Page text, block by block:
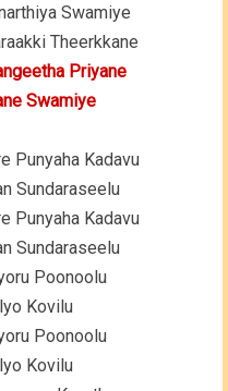
Swamiye
Theerkkane
Priyane
Swamiye
Punyaha Kadavu
Sundaraseelu
Punyaha Kadavu
Sundaraseelu
Poonoolu
Kovilu
Poonoolu
Kovilu